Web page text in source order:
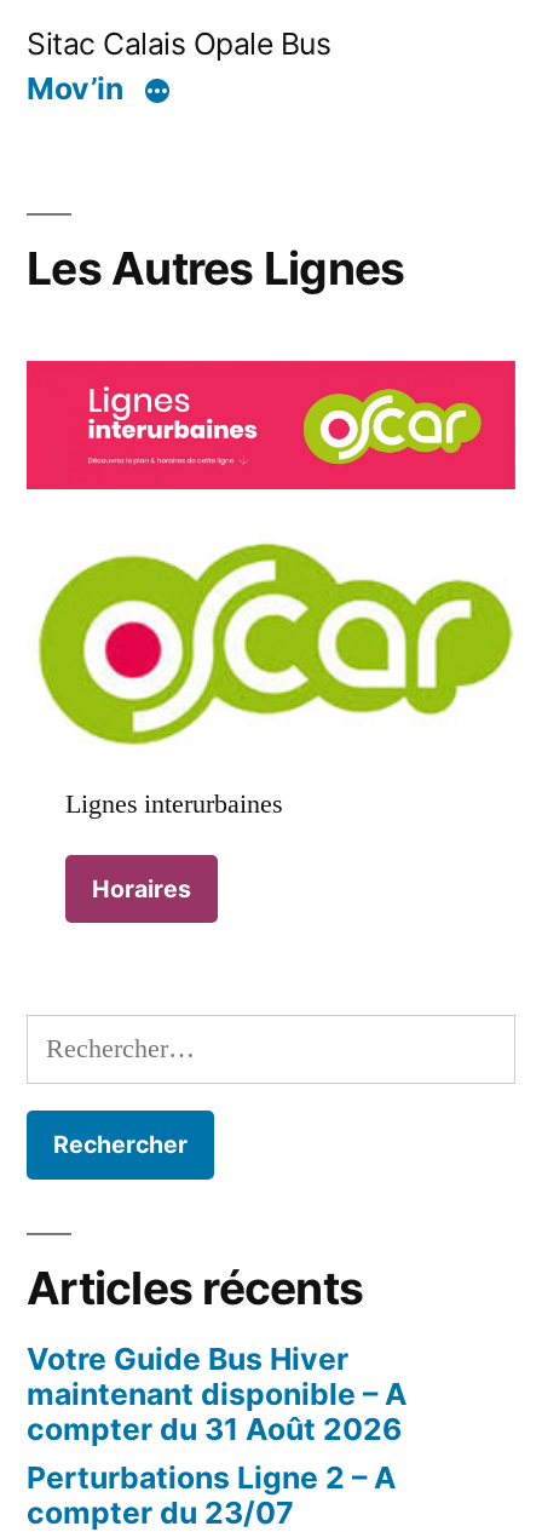
Sitac Calais Opale Bus
Mov’in
Les Autres Lignes
Lignes interurbaines
Horaires
Rechercher :
Articles récents
Votre Guide Bus Hiver
maintenant disponible – A
compter du 31 Août 2026
Perturbations Ligne 2 – A
compter du 23/07